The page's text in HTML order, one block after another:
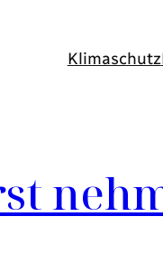
Klimaschutz